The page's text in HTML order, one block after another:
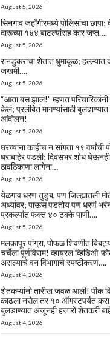
August 5, 2026
सिनगाव जहाँगीरमध्ये पोलिसांचा छापा;
दारूच्या १४४ बाटल्यांसह कार जप्त….
August 5, 2026
रानडुकराचा शेतात धुमाकूळ; हल्ल्यात
जखमी….
August 5, 2026
“आता बस झालं!” म्हणत
केलं; प्रलंबित मागण्यांसाठी बुलढाण्यात
आंदोलन!
August 5, 2026
घरच्यांना काहीच न सांगता १९ वर्षांची
घराबाहेर पडली; दिवसभर शोध घेऊनही
ठावठिकाणा लागेना…
August 5, 2026
येळगाव धरण तुडुंब, पण जिल्ह्यातली
अर्ध्यावर; पाऊस पडतोय पण धरणं
प्रकल्पांत फक्त ४० टक्के पाणी….
August 5, 2026
मलकापूर पांग्रा, पोफळ शिवणीत
चर्चेला पूर्णविराम! व्हायरल व्हिडिओ-
असल्याचे वन विभागाचे स्पष्टीकरण….
August 4, 2026
शेतकऱ्यांनो तारीख जवळ आली! पीक
काढला नसेल तर १० ऑगस्टपर्यंत
बुलडाण्यात अजूनही हजारो शेतकरी
August 4, 2026